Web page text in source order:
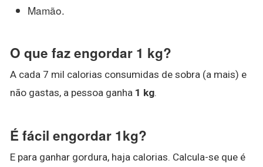
Mamão.
O que faz engordar 1 kg?
A cada 7 mil calorias consumidas de sobra (a mais) e
não gastas, a pessoa ganha 1 kg.
É fácil engordar 1kg?
E para ganhar gordura, haja calorias. Calcula-se que é